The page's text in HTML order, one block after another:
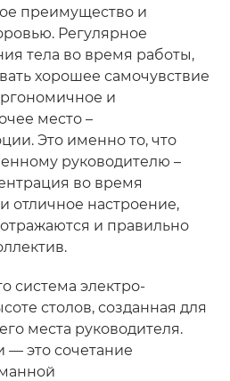
преимущество и
Регулярное
тела во время работы,
хорошее самочувствие
и
место –
Это именно то, что
руководителю –
во время
отличное настроение,
и правильно
система электро-
столов, созданная для
места руководителя.
— это сочетание